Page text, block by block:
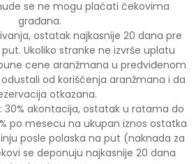
se ne mogu plaćati čekovima
građana.
ostatak najkasnije 20 dana pre
Ukoliko stranke ne izvrše uplatu
cene aranžmana u predviđenom
od korišćenja aranžmana i da
otkazana.
30% akontacija, ostatak u ratama do
po mesecu na ukupan iznos ostatka
posle polaska na put (naknada za
se deponuju najkasnije 20 dana